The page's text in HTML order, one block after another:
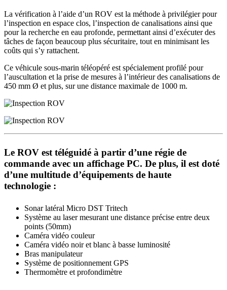
La vérification à l’aide d’un ROV est la méthode à privilégier pour
l’inspection en espace clos, l’inspection de canalisations ainsi que
pour la recherche en eau profonde, permettant ainsi d’exécuter des
tâches de façon beaucoup plus sécuritaire, tout en minimisant les
coûts qui s’y rattachent.
Ce véhicule sous-marin téléopéré est spécialement profilé pour
l’auscultation et la prise de mesures à l’intérieur des canalisations de
450 mm Ø et plus, sur une distance maximale de 1000 m.
Le ROV est téléguidé à partir d’une régie de
commande avec un affichage PC. De plus, il est doté
d’une multitude d’équipements de haute
technologie :
Sonar latéral Micro DST Tritech
Système au laser mesurant une distance précise entre deux
points (50mm)
Caméra vidéo couleur
Caméra vidéo noir et blanc à basse luminosité
Bras manipulateur
Système de positionnement GPS
Thermomètre et profondimètre